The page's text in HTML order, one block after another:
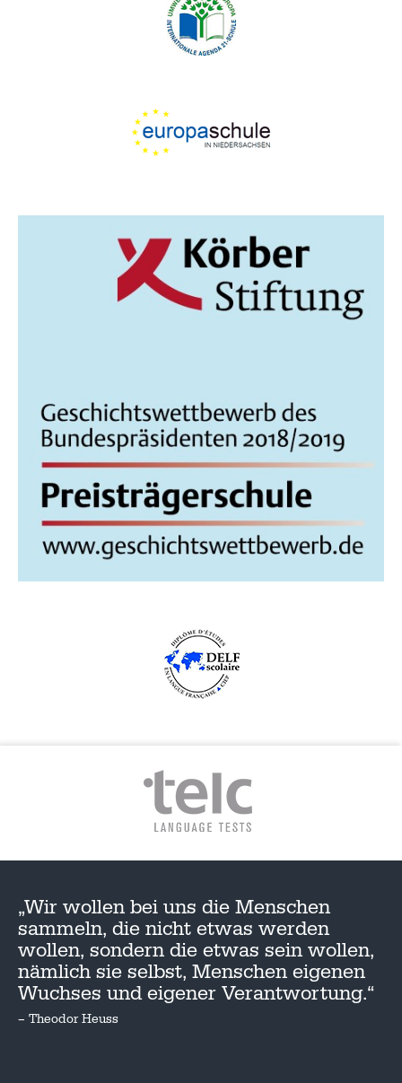
„Wir wollen bei uns die Menschen
sammeln, die nicht etwas werden
wollen, sondern die etwas sein wollen,
nämlich sie selbst, Menschen eigenen
Wuchses und eigener Verantwortung.“
– Theodor Heuss